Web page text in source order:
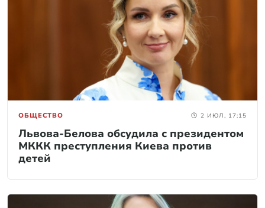
ОБЩЕСТВО 2 ИЮЛ, 17:15
Львова-Белова обсудила с президентом
МККК преступления Киева против
детей